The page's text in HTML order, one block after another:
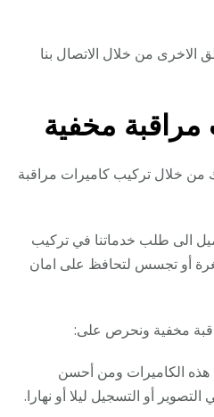
الاخرى من خلال الاتصال بنا
مخفية
من خلال تركيب كاميرات مراقبة
الى طلب خدماتنا في تركيب
أو تجسس لتحافظ على امان
مخفية ونحرص على:
هذه الكاميرات ومن أحسن
أو التسجيل ليلا أو نهارا.